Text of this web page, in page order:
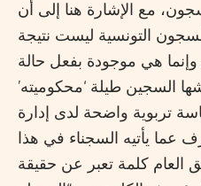
مع الإشارة هنا إلى أن
التونسية ليست نتيجة
هي موجودة بفعل حالة
السجين طيلة ‘محكوميته’
تربوية واضحة لدى إدارة
عما يأتيه السجناء في هذا
العام كلمة تعبر عن حقيقة